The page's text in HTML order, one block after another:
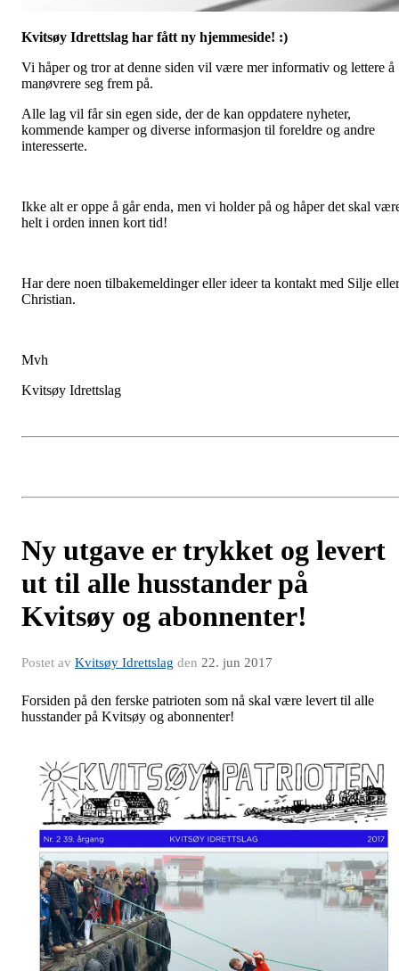
Kvitsøy Idrettslag har fått ny hjemmeside! :)
Vi håper og tror at denne siden vil være mer informativ og lettere å
manøvrere seg frem på.
Alle lag vil får sin egen side, der de kan oppdatere nyheter,
kommende kamper og diverse informasjon til foreldre og andre
interesserte.
Ikke alt er oppe å går enda, men vi holder på og håper det skal
helt i orden innen kort tid!
Har dere noen tilbakemeldinger eller ideer ta kontakt med Silje eller
Christian.
Mvh
Kvitsøy Idrettslag
Ny utgave er trykket og levert
ut til alle husstander på
Kvitsøy og abonnenter!
Postet av Kvitsøy Idrettslag den 22. jun 2017
Forsiden på den ferske patrioten som nå skal være levert til alle
husstander på Kvitsøy og abonnenter!